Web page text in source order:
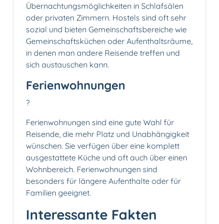
Übernachtungsmöglichkeiten in Schlafsälen
oder privaten Zimmern. Hostels sind oft sehr
sozial und bieten Gemeinschaftsbereiche wie
Gemeinschaftsküchen oder Aufenthaltsräume,
in denen man andere Reisende treffen und
sich austauschen kann.
Ferienwohnungen
?
Ferienwohnungen sind eine gute Wahl für
Reisende, die mehr Platz und Unabhängigkeit
wünschen. Sie verfügen über eine komplett
ausgestattete Küche und oft auch über einen
Wohnbereich. Ferienwohnungen sind
besonders für längere Aufenthalte oder für
Familien geeignet.
Interessante Fakten